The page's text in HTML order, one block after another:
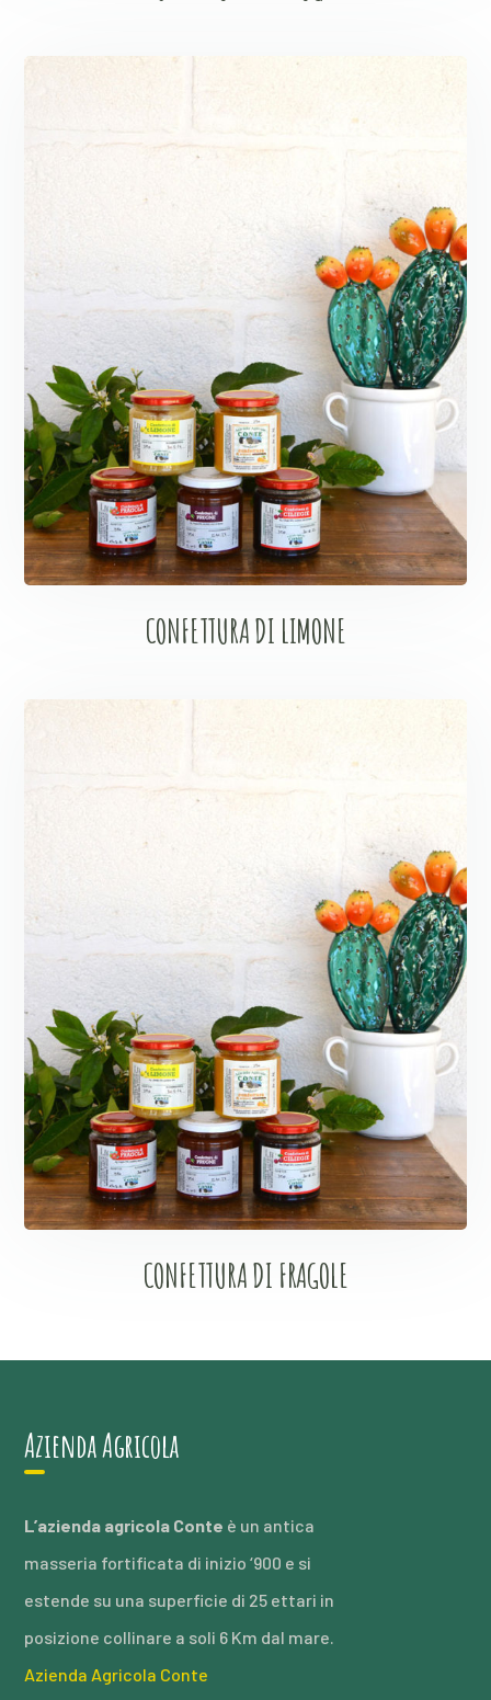
CONFETTURA DI LIMONE
CONFETTURA DI FRAGOLE
Azienda Agricola
L’azienda agricola Conte è un antica
masseria fortificata di inizio ‘900 e si
estende su una superficie di 25 ettari in
posizione collinare a soli 6 Km dal mare.
Azienda Agricola Conte